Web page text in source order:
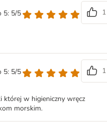
5: 5/5
1
5: 5/5
1
której w higieniczny wręcz
morskim.